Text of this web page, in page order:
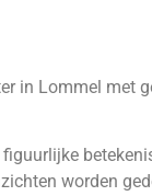
in Lommel met
worden